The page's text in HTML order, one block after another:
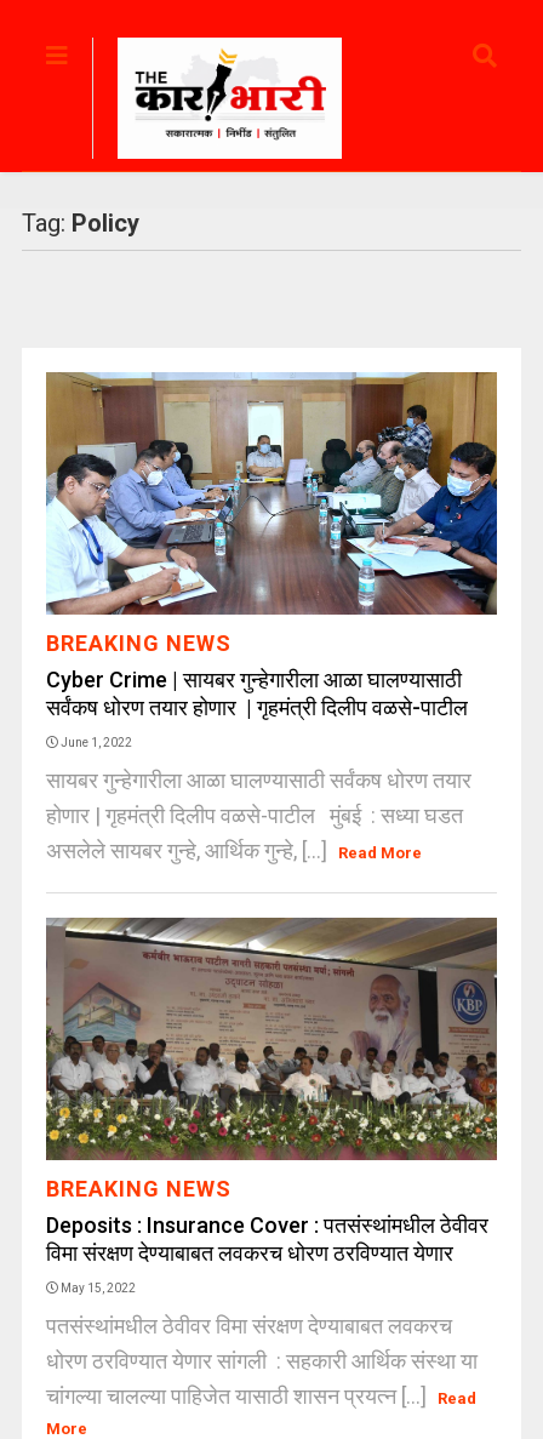
Tag: Policy
BREAKING NEWS
Cyber Crime | सायबर गुन्हेगारीला आळा घालण्यासाठी
सर्वंकष धोरण तयार होणार | गृहमंत्री दिलीप वळसे-पाटील
June 1, 2022
सायबर गुन्हेगारीला आळा घालण्यासाठी सर्वंकष धोरण तयार
होणार | गृहमंत्री दिलीप वळसे-पाटील मुंबई : सध्या घडत
असलेले सायबर गुन्हे, आर्थिक गुन्हे, [...]
Read More
BREAKING NEWS
Deposits : Insurance Cover : पतसंस्थांमधील ठेवीवर
विमा संरक्षण देण्याबाबत लवकरच धोरण ठरविण्यात येणार
May 15, 2022
पतसंस्थांमधील ठेवीवर विमा संरक्षण देण्याबाबत लवकरच
धोरण ठरविण्यात येणार सांगली : सहकारी आर्थिक संस्था या
चांगल्या चालल्या पाहिजेत यासाठी शासन प्रयत्न [...]
Read
More